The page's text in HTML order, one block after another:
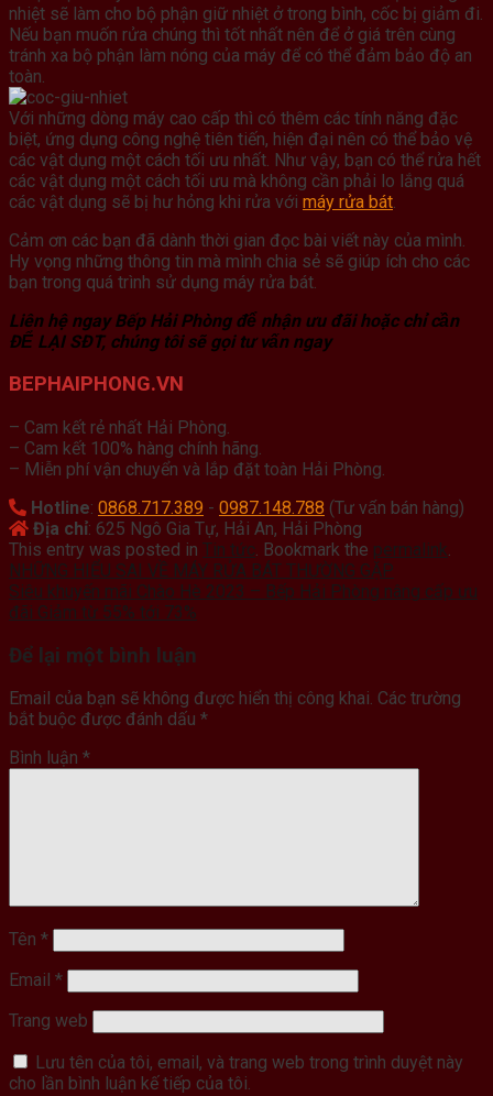
nhiệt sẽ làm cho bộ phận giữ nhiệt ở trong bình, cốc bị giảm đi.
Nếu bạn muốn rửa chúng thì tốt nhất nên để ở giá trên cùng
tránh xa bộ phận làm nóng của máy để có thể đảm bảo độ an
toàn.
Với những dòng máy cao cấp thì có thêm các tính năng đặc
biệt, ứng dụng công nghệ tiên tiến, hiện đại nên có thể bảo vệ
các vật dụng một cách tối ưu nhất. Như vậy, bạn có thể rửa hết
các vật dụng một cách tối ưu mà không cần phải lo lắng quá
các vật dụng sẽ bị hư hỏng khi rửa với máy rửa bát
Cảm ơn các bạn đã dành thời gian đọc bài viết này của mình.
Hy vọng những thông tin mà mình chia sẻ sẽ giúp ích cho các
bạn trong quá trình sử dụng máy rửa bát.
Liên hệ ngay Bếp Hải Phòng để nhận ưu đãi hoặc chỉ cần
ĐỂ LẠI SĐT, chúng tôi sẽ gọi tư vấn ngay
BEPHAIPHONG.VN
– Cam kết rẻ nhất Hải Phòng.
– Cam kết 100% hàng chính hãng.
– Miễn phí vận chuyển và lắp đặt toàn Hải Phòng.
Hotline: 0868.717.389 - 0987.148.788 (Tư vấn bán hàng)
Địa chỉ: 625 Ngô Gia Tự, Hải An, Hải Phòng
This entry was posted in Tin tức. Bookmark the permalink.
NHỮNG HIỂU SAI VỀ MÁY RỬA BÁT THƯỜNG GẶP
Siêu khuyến mãi Chào Hè 2023 – Bếp Hải Phòng nâng cấp ưu
đãi Giảm từ 55% tới 73%
Để lại một bình luận
Email của bạn sẽ không được hiển thị công khai. Các trường
bắt buộc được đánh dấu *
Bình luận *
Tên *
Email *
Trang web
Lưu tên của tôi, email, và trang web trong trình duyệt này
cho lần bình luận kế tiếp của tôi.